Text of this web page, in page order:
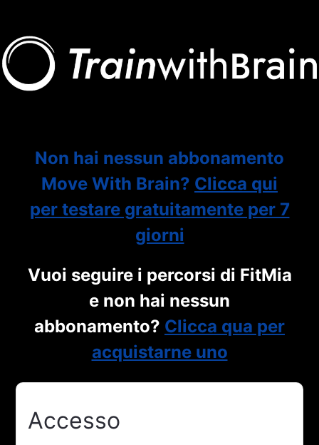
Non hai nessun abbonamento
Move With Brain? Clicca qui
per testare gratuitamente per 7
giorni
Vuoi seguire i percorsi di FitMia
e non hai nessun
abbonamento? Clicca qua per
acquistarne uno
Accesso